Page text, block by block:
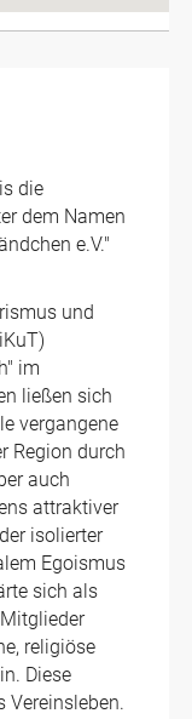
die
dem Namen
e.V."
und
im
ließen sich
vergangene
Region durch
auch
attraktiver
isolierter
Egoismus
sich als
religiöse
Diese
Vereinsleben.